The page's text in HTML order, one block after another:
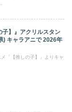
子】』アクリルスタン
) キャラアニで 2026年
「【推しの子】」よりキャ